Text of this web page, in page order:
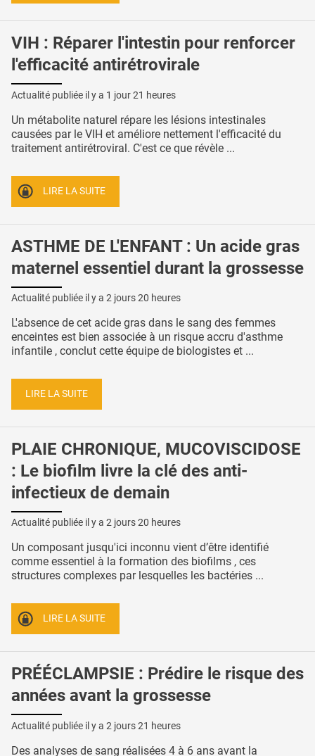
VIH : Réparer l'intestin pour renforcer
l'efficacité antirétrovirale
Actualité publiée il y a 1 jour 21 heures
Un métabolite naturel répare les lésions intestinales
causées par le VIH et améliore nettement l'efficacité du
traitement antirétroviral. C'est ce que révèle ...
LIRE LA SUITE
ASTHME DE L'ENFANT : Un acide gras
maternel essentiel durant la grossesse
Actualité publiée il y a 2 jours 20 heures
L'absence de cet acide gras dans le sang des femmes
enceintes est bien associée à un risque accru d'asthme
infantile , conclut cette équipe de biologistes et ...
LIRE LA SUITE
PLAIE CHRONIQUE, MUCOVISCIDOSE
: Le biofilm livre la clé des anti-
infectieux de demain
Actualité publiée il y a 2 jours 20 heures
Un composant jusqu'ici inconnu vient d’être identifié
comme essentiel à la formation des biofilms , ces
structures complexes par lesquelles les bactéries ...
LIRE LA SUITE
PRÉÉCLAMPSIE : Prédire le risque des
années avant la grossesse
Actualité publiée il y a 2 jours 21 heures
Des analyses de sang réalisées 4 à 6 ans avant la